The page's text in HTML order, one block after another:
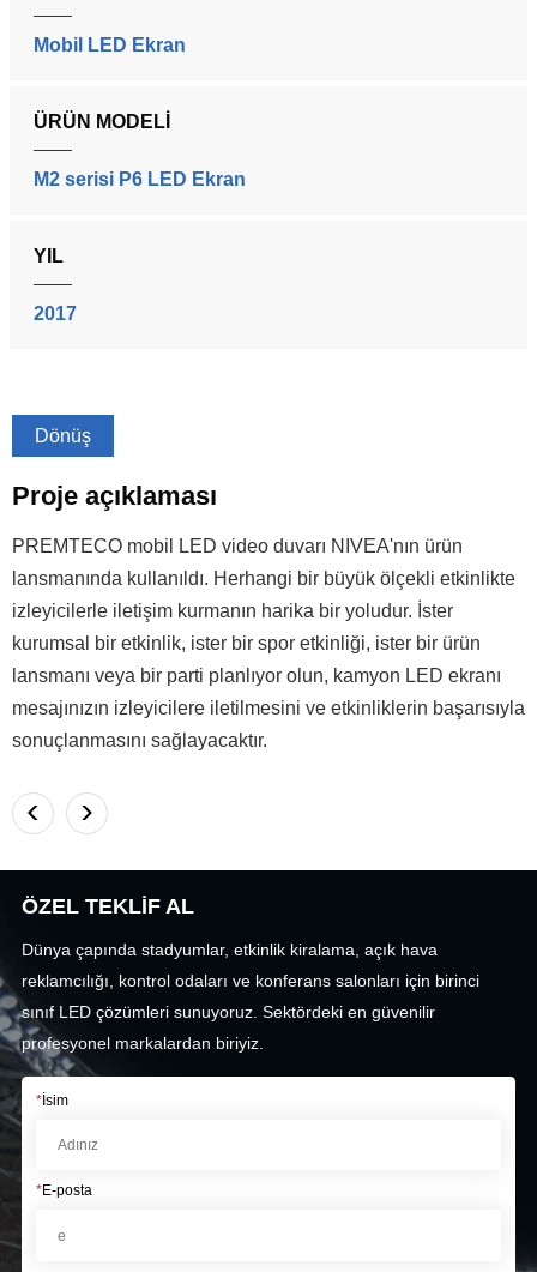
Mobil LED Ekran
ÜRÜN MODELI
M2 serisi P6 LED Ekran
YIL
2017
Dönüş
Proje açıklaması
PREMTECO mobil LED video duvarı NIVEA'nın ürün
lansmanında kullanıldı. Herhangi bir büyük ölçekli etkinlikte
izleyicilerle iletişim kurmanın harika bir yoludur. İster
kurumsal bir etkinlik, ister bir spor etkinliği, ister bir ürün
lansmanı veya bir parti planlıyor olun, kamyon LED ekranı
mesajınızın izleyicilere iletilmesini ve etkinliklerin başarısıyla
sonuçlanmasını sağlayacaktır.
< >
ÖZEL TEKLİF AL
Dünya çapında stadyumlar, etkinlik kiralama, açık hava
reklamcılığı, kontrol odaları ve konferans salonları için birinci
sınıf LED çözümleri sunuyoruz. Sektördeki en güvenilir
profesyonel markalardan biriyiz.
*İsim
*E-posta